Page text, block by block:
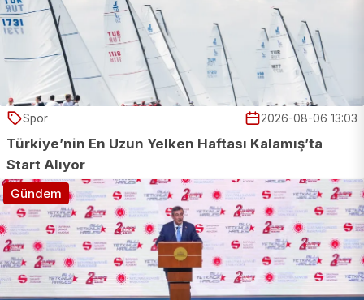
Spor 2026-08-06 13:03
Türkiye’nin En Uzun Yelken Haftası Kalamış’ta
Start Alıyor
Gündem